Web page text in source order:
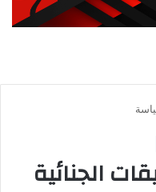
الإرهابية، وكانت بعد
قوله في قضية التخابر.